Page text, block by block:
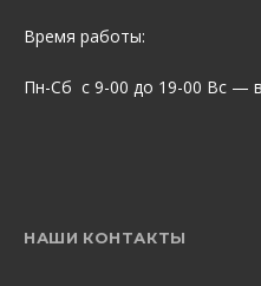
Время работы:
Пн-Сб с 9-00 до 19-00 Вс —
НАШИ КОНТАКТЫ